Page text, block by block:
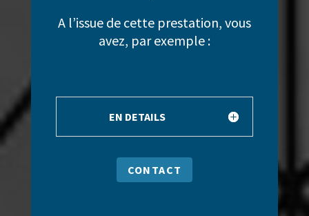
A l’issue de cette prestation, vous
avez, par exemple :
EN DETAILS
CONTACT